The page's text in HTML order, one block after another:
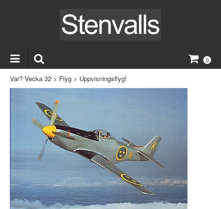
0
Var? Vecka 32 > Flyg > Uppvisningsflyg!